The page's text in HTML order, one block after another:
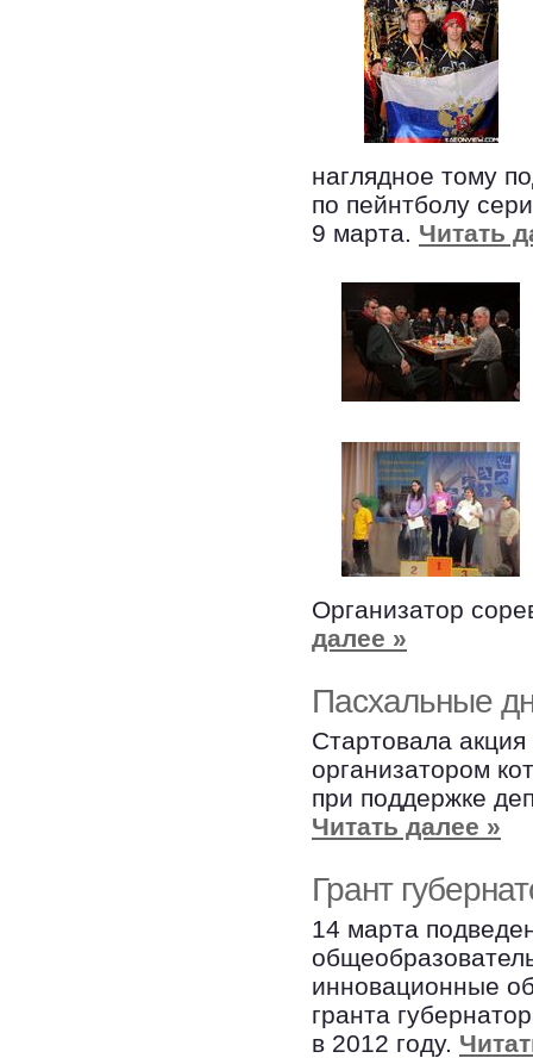
наглядное тому
по пейнтболу
9 марта. Читать
Организатор
далее »
Пасхальные
Стартовала
организатором
при поддержке
Читать далее »
Грант
14 марта
инновационные
гранта
в 2012 году.